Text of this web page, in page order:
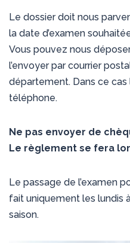
Le dossier doit nous
la date d’examen
Vous pouvez nous
l’envoyer par courrier
département. Dans ce cas
téléphone.
Ne pas envoyer de
Le règlement se fera
Le passage de l’examen
fait uniquement les lundis
saison.